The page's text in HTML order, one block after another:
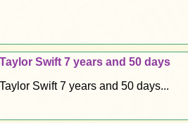
Taylor Swift 7 years and 50 days
Taylor Swift 7 years and 50 days...